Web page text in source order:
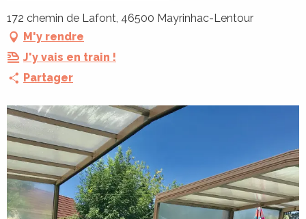
172 chemin de Lafont, 46500 Mayrinhac-Lentour
M'y rendre
J'y vais en train !
Partager